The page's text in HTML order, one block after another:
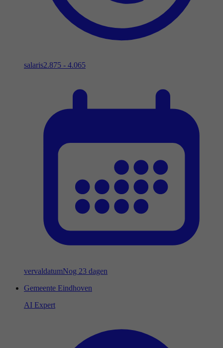
salaris2.875 - 4.065
vervaldatumNog 23 dagen
Gemeente Eindhoven
AI Expert